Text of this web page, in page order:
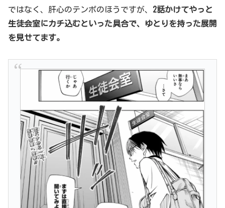
ではなく、肝心のテンポのほうですが、 2話かけてやっと
生徒会室にカチ込むといった具合で、ゆとりを持った展開
を見せてます。